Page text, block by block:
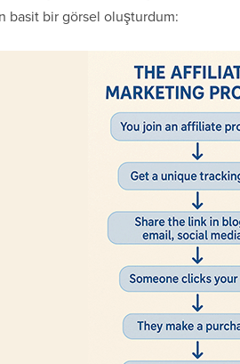
basit bir görsel oluşturdum: